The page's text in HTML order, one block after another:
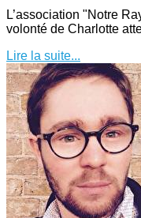
L’association "Notre
volonté de Charlotte
Lire la suite...